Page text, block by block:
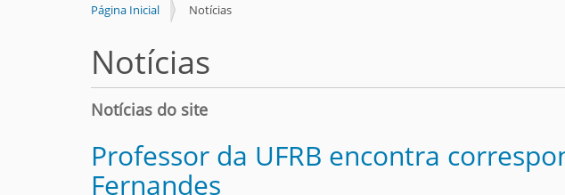
V
e
s
t
a
q
Página Inicial Notícias
Notícias
Notícias do site
Professor da UFRB encontra
Fernandes